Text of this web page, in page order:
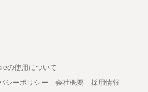
の使用について
シーポリシー 会社概要
採用情報